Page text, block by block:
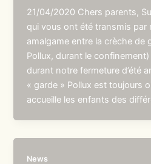
21/04/2020 Chers parents,
qui vous ont été transmis par
amalgame entre la crèche de
Pollux, durant le
durant notre fermeture d’été
« garde » Pollux est toujours
accueille les enfants des
News